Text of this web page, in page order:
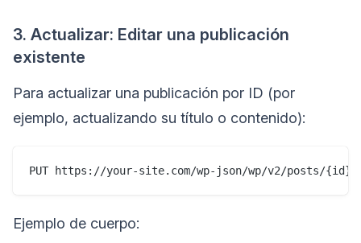
3. Actualizar: Editar una publicación
existente
Para actualizar una publicación por ID (por
ejemplo, actualizando su título o contenido):
Ejemplo de cuerpo: